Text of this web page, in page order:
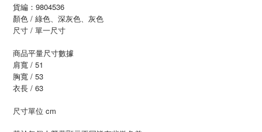
貨編：9804536
顏色 / 綠色、深灰色、灰色
尺寸 / 單一尺寸
商品平量尺寸數據
肩寬 / 51
胸寬 / 53
衣長 / 63
尺寸單位 cm